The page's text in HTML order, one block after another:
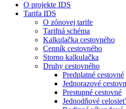
O projekte IDS
Tarifa IDS
O zónovej tarife
Tarifná schéma
Kalkulačka cestovného
Cenník cestovného
Storno kalkulačka
Druhy cestovného
Predplatné cestovné
Jednorazové
Prestupné cestovné
Jednodňové